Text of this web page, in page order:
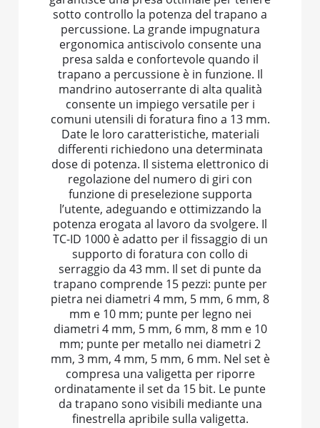
sotto controllo la potenza del trapano a
percussione. La grande impugnatura
ergonomica antiscivolo consente una
presa salda e confortevole quando il
trapano a percussione è in funzione. Il
mandrino autoserrante di alta qualità
consente un impiego versatile per i
comuni utensili di foratura fino a 13 mm.
Date le loro caratteristiche, materiali
differenti richiedono una determinata
dose di potenza. Il sistema elettronico di
regolazione del numero di giri con
funzione di preselezione supporta
l’utente, adeguando e ottimizzando la
potenza erogata al lavoro da svolgere. Il
TC-ID 1000 è adatto per il fissaggio di un
supporto di foratura con collo di
serraggio da 43 mm. Il set di punte da
trapano comprende 15 pezzi: punte per
pietra nei diametri 4 mm, 5 mm, 6 mm, 8
mm e 10 mm; punte per legno nei
diametri 4 mm, 5 mm, 6 mm, 8 mm e 10
mm; punte per metallo nei diametri 2
mm, 3 mm, 4 mm, 5 mm, 6 mm. Nel set è
compresa una valigetta per riporre
ordinatamente il set da 15 bit. Le punte
da trapano sono visibili mediante una
finestrella apribile sulla valigetta.